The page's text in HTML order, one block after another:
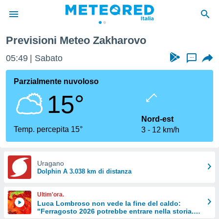
di
per
le
di
Web
le
Previsioni Meteo Zakharovo
05:49 Sabato ...
Parzialmente nuvoloso
15°
Temp. percepita 15°
Nord-est
3
12 km/h
Uragano
Dolphin A 3.038 km di distanza
Ultim'ora.
Luca Lombroso non vede la fine del caldo:
"Ferragosto 2026 potrebbe entrare nella storia.